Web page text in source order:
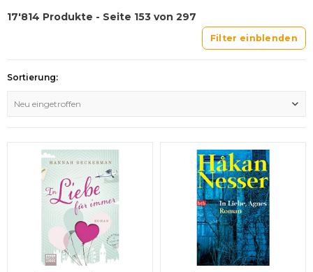
17'814 Produkte - Seite 153 von 297
Filter einblenden
Sortierung:
Neu eingetroffen